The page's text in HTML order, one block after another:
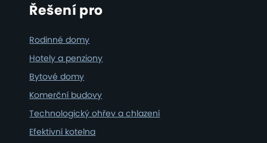
Řešení pro
Rodinné domy
Hotely a penziony
Bytové domy
Komerční budovy
Technologický ohřev a chlazení
Efektivní kotelna